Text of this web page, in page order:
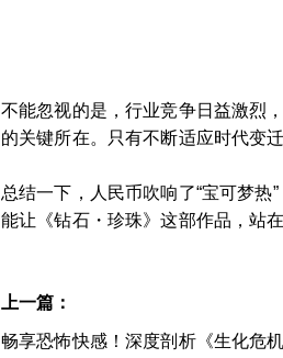
不能忽视的是，行业竞争日益激烈
的关键所在。只有不断适应时代变
总结一下，人民币吹响了“宝可梦
能让《钻石・珍珠》这部作品，站
上一篇：
畅享恐怖快感！深度剖析《生化危